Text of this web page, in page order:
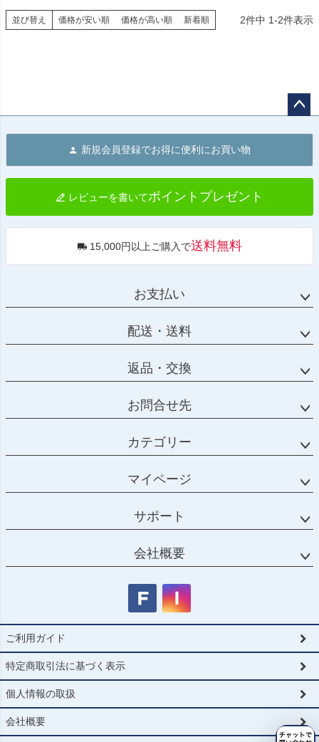
並び替え 価格が安い順 価格が高い順 新着順 2件中 1-2件表示
へ
新規会員登録でお得に便利にお買い物
レビューを書いてポイントプレゼント
15,000円以上ご購入で送料無料
お支払い
配送・送料
返品・交換
お問合せ先
カテゴリー
マイページ
サポート
会社概要
ご利用ガイド
特定商取引法に基づく表示
個人情報の取扱
会社概要